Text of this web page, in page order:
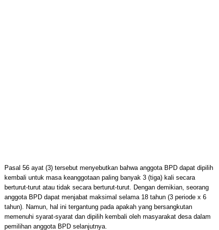
Pasal 56 ayat (3) tersebut menyebutkan bahwa anggota BPD dapat dipilih
kembali untuk masa keanggotaan paling banyak 3 (tiga) kali secara
berturut-turut atau tidak secara berturut-turut. Dengan demikian, seorang
anggota BPD dapat menjabat maksimal selama 18 tahun (3 periode x 6
tahun). Namun, hal ini tergantung pada apakah yang bersangkutan
memenuhi syarat-syarat dan dipilih kembali oleh masyarakat desa dalam
pemilihan anggota BPD selanjutnya.